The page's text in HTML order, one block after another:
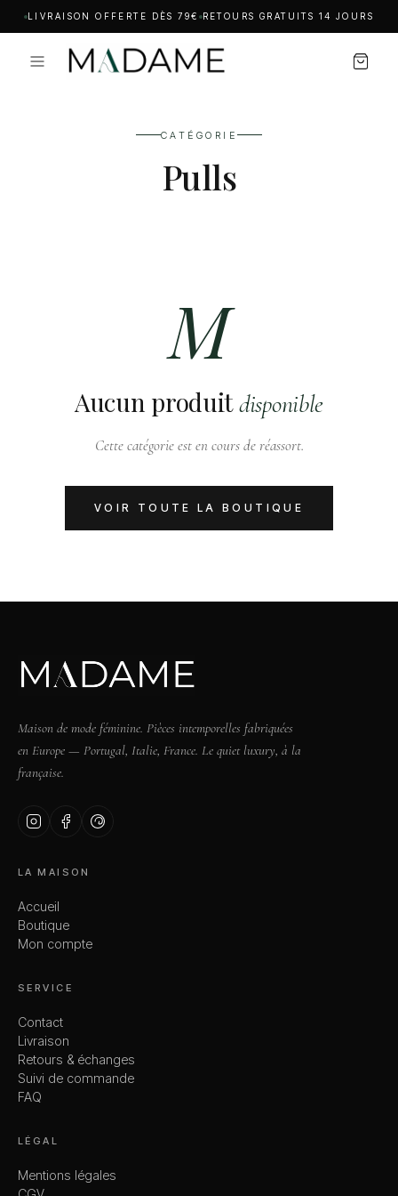
LIVRAISON OFFERTE DÈS 79€ RETOURS GRATUITS 14 JOURS
CATÉGORIE
Pulls
M
Aucun produitdisponible
Cette catégorie est en cours de réassort.
VOIR TOUTE LA BOUTIQUE
Maison de mode féminine. Pièces intemporelles fabriquées
en Europe — Portugal, Italie, France. Le quiet luxury, à la
française.
LA MAISON
Accueil
Boutique
Mon compte
SERVICE
Contact
Livraison
Retours & échanges
Suivi de commande
FAQ
LÉGAL
Mentions légales